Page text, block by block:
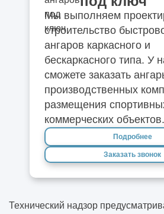
Мы выполняем
строительство
ангаров каркасного и
бескаркасного типа. У
сможете заказать
производственных
размещения
коммерческих объектов.
Подробнее
Заказать звонок
Технический надзор